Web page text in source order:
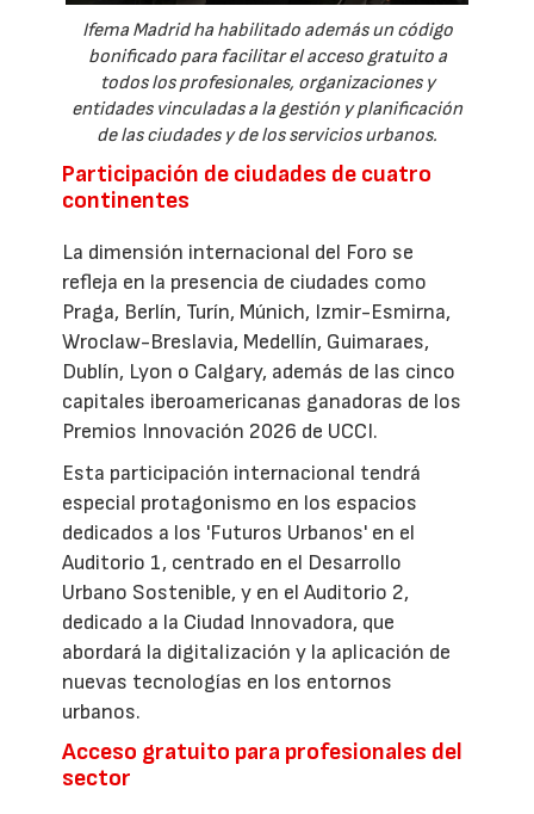
Ifema Madrid ha habilitado además un código
bonificado para facilitar el acceso gratuito a
todos los profesionales, organizaciones y
entidades vinculadas a la gestión y planificación
de las ciudades y de los servicios urbanos.
Participación de ciudades de cuatro
continentes
La dimensión internacional del Foro se
refleja en la presencia de ciudades como
Praga, Berlín, Turín, Múnich, Izmir-Esmirna,
Wroclaw-Breslavia, Medellín, Guimaraes,
Dublín, Lyon o Calgary, además de las cinco
capitales iberoamericanas ganadoras de los
Premios Innovación 2026 de UCCI.
Esta participación internacional tendrá
especial protagonismo en los espacios
dedicados a los 'Futuros Urbanos' en el
Auditorio 1, centrado en el Desarrollo
Urbano Sostenible, y en el Auditorio 2,
dedicado a la Ciudad Innovadora, que
abordará la digitalización y la aplicación de
nuevas tecnologías en los entornos
urbanos.
Acceso gratuito para profesionales del
sector